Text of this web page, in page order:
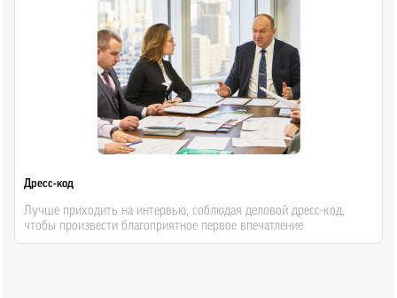
Дресс-код
Лучше приходить на интервью, соблюдая деловой дресс-код,
чтобы произвести благоприятное первое впечатление